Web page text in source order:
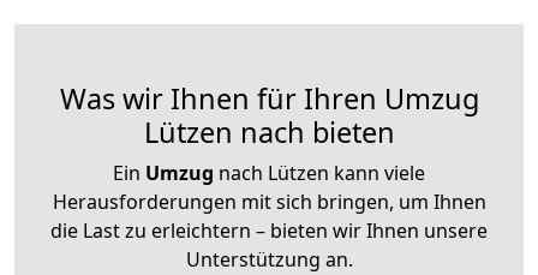
Was wir Ihnen für Ihren Umzug
Lützen nach bieten
Ein Umzug nach Lützen kann viele
Herausforderungen mit sich bringen, um Ihnen
die Last zu erleichtern – bieten wir Ihnen unsere
Unterstützung an.